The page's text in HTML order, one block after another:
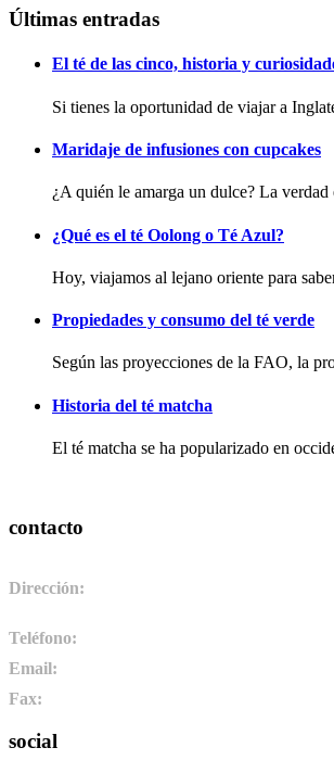
Últimas entradas
El té de las cinco, historia y
Si tienes la oportunidad de viajar a
Maridaje de infusiones con cupcakes
¿A quién le amarga un dulce? La verdad
¿Qué es el té Oolong o Té Azul?
Hoy, viajamos al lejano oriente para
Propiedades y consumo del té verde
Según las proyecciones de la FAO, la
Historia del té matcha
El té matcha se ha popularizado en
contacto
Dirección:
Teléfono:
Email:
Fax:
social